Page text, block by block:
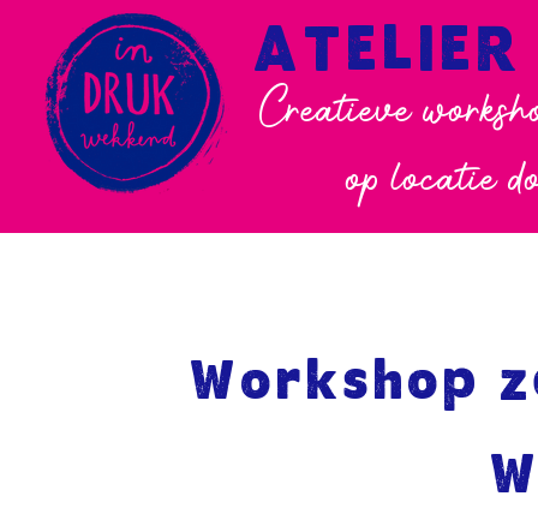
Creatieve
op locatie
Workshop